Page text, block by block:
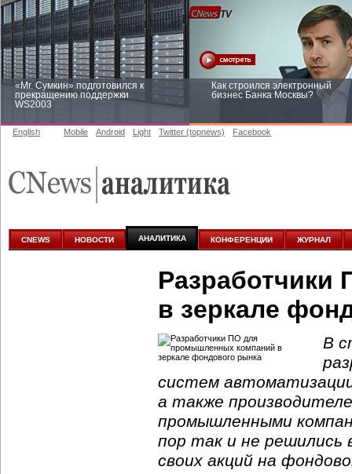
«Mr. Сумкин» подготовился к
прекращению поддержки
WS2003
Как строился электронный
бизнес Банка Москвы?
аналитике
English Mobile Android Light Twitter (topnews) Facebook
CNEWS НОВОСТИ АНАЛИТИКА КОНФЕРЕНЦИИ ЖУРНАЛ
в зеркале
В
систем
а также
промышленными
пор так и не решились
своих акций на